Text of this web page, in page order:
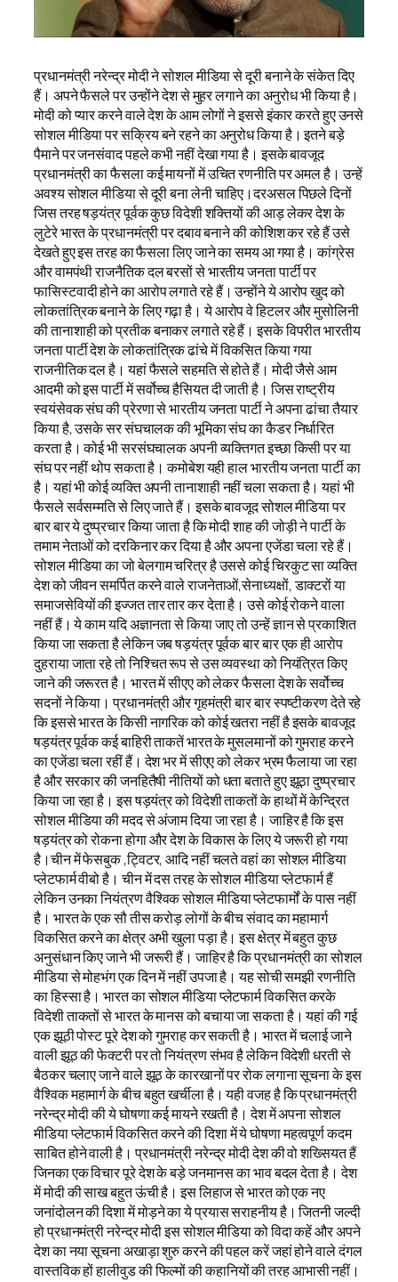
प्रधानमंत्री नरेन्द्र मोदी ने सोशल मीडिया से दूरी बनाने के संकेत दिए
हैं। अपने फैसले पर उन्होंने देश से मुहर लगाने का अनुरोध भी किया है।
मोदी को प्यार करने वाले देश के आम लोगों ने इससे इंकार करते हुए उनसे
सोशल मीडिया पर सक्रिय बने रहने का अनुरोध किया है। इतने बड़े
पैमाने पर जनसंवाद पहले कभी नहीं देखा गया है। इसके बावजूद
प्रधानमंत्री का फैसला कई मायनों में उचित रणनीति पर अमल है। उन्हें
अवश्य सोशल मीडिया से दूरी बना लेनी चाहिए।दरअसल पिछले दिनों
जिस तरह षड़यंत्र पूर्वक कुछ विदेशी शक्तियों की आड़ लेकर देश के
लुटेरे भारत के प्रधानमंत्री पर दबाव बनाने की कोशिश कर रहे हैं उसे
देखते हुए इस तरह का फैसला लिए जाने का समय आ गया है। कांग्रेस
और वामपंथी राजनैतिक दल बरसों से भारतीय जनता पार्टी पर
फासिस्टवादी होने का आरोप लगाते रहे हैं। उन्होंने ये आरोप खुद को
लोकतांत्रिक बनाने के लिए गढ़ा है। ये आरोप वे हिटलर और मुसोलिनी
की तानाशाही को प्रतीक बनाकर लगाते रहे हैं। इसके विपरीत भारतीय
जनता पार्टी देश के लोकतांत्रिक ढांचे में विकसित किया गया
राजनीतिक दल है। यहां फैसले सहमति से होते हैं। मोदी जैसे आम
आदमी को इस पार्टी में सर्वोच्च हैसियत दी जाती है। जिस राष्ट्रीय
स्वयंसेवक संघ की प्रेरणा से भारतीय जनता पार्टी ने अपना ढांचा तैयार
किया है, उसके सर संघचालक की भूमिका संघ का कैडर निर्धारित
करता है। कोई भी सरसंघचालक अपनी व्यक्तिगत इच्छा किसी पर या
संघ पर नहीं थोप सकता है। कमोबेश यही हाल भारतीय जनता पार्टी का
है। यहां भी कोई व्यक्ति अपनी तानाशाही नहीं चला सकता है। यहां भी
फैसले सर्वसम्मति से लिए जाते हैं। इसके बावजूद सोशल मीडिया पर
बार बार ये दुष्प्रचार किया जाता है कि मोदी शाह की जोड़ी ने पार्टी के
तमाम नेताओं को दरकिनार कर दिया है और अपना एजेंडा चला रहे हैं।
सोशल मीडिया का जो बेलगाम चरित्र है उससे कोई चिरकुट सा व्यक्ति
देश को जीवन समर्पित करने वाले राजनेताओं,सेनाध्यक्षों, डाक्टरों या
समाजसेवियों की इज्जत तार तार कर देता है। उसे कोई रोकने वाला
नहीं हैं। ये काम यदि अज्ञानता से किया जाए तो उन्हें ज्ञान से प्रकाशित
किया जा सकता है लेकिन जब षड़यंत्र पूर्वक बार बार एक ही आरोप
दुहराया जाता रहे तो निश्चित रूप से उस व्यवस्था को नियंत्रित किए
जाने की जरूरत है। भारत में सीएए को लेकर फैसला देश के सर्वोच्च
सदनों ने किया। प्रधानमंत्री और गृहमंत्री बार बार स्पष्टीकरण देते रहे
कि इससे भारत के किसी नागरिक को कोई खतरा नहीं है इसके बावजूद
षड़यंत्र पूर्वक कई बाहिरी ताकतें भारत के मुसलमानों को गुमराह करने
का एजेंडा चला रहीं हैं। देश भर में सीएए को लेकर भ्रम फैलाया जा रहा
है और सरकार की जनहितैषी नीतियों को धता बताते हुए झूठा दुष्प्रचार
किया जा रहा है। इस षड़यंत्र को विदेशी ताकतों के हाथों में केन्द्रित
सोशल मीडिया की मदद से अंजाम दिया जा रहा है। जाहिर है कि इस
षड़यंत्र को रोकना होगा और देश के विकास के लिए ये जरूरी हो गया
है।चीन में फेसबुक ,ट्विटर, आदि नहीं चलते वहां का सोशल मीडिया
प्लेटफार्म वीबो है। चीन में दस तरह के सोशल मीडिया प्लेटफार्म हैं
लेकिन उनका नियंत्रण वैश्विक सोशल मीडिया प्लेटफार्मों के पास नहीं
है। भारत के एक सौ तीस करोड़ लोगों के बीच संवाद का महामार्ग
विकसित करने का क्षेत्र अभी खुला पड़ा है। इस क्षेत्र में बहुत कुछ
अनुसंधान किए जाने भी जरूरी हैं। जाहिर है कि प्रधानमंत्री का सोशल
मीडिया से मोहभंग एक दिन में नहीं उपजा है। यह सोची समझी रणनीति
का हिस्सा है। भारत का सोशल मीडिया प्लेटफार्म विकसित करके
विदेशी ताकतों से भारत के मानस को बचाया जा सकता है। यहां की गई
एक झूठी पोस्ट पूरे देश को गुमराह कर सकती है। भारत में चलाई जाने
वाली झूठ की फेक्टरी पर तो नियंत्रण संभव है लेकिन विदेशी धरती से
बैठकर चलाए जाने वाले झूठ के कारखानों पर रोक लगाना सूचना के इस
वैश्विक महामार्ग के बीच बहुत खर्चीला है। यही वजह है कि प्रधानमंत्री
नरेन्द्र मोदी की ये घोषणा कई मायने रखती है। देश में अपना सोशल
मीडिया प्लेटफार्म विकसित करने की दिशा में ये घोषणा महत्वपूर्ण कदम
साबित होने वाली है। प्रधानमंत्री नरेन्द्र मोदी देश की वो शख्सियत हैं
जिनका एक विचार पूरे देश के बड़े जनमानस का भाव बदल देता है। देश
में मोदी की साख बहुत ऊंची है। इस लिहाज से भारत को एक नए
जनांदोलन की दिशा में मोड़ने का ये प्रयास सराहनीय है। जितनी जल्दी
हो प्रधानमंत्री नरेन्द्र मोदी इस सोशल मीडिया को विदा कहें और अपने
देश का नया सूचना अखाड़ा शुरु करने की पहल करें जहां होने वाले दंगल
वास्तविक हों हालीवुड की फिल्मों की कहानियों की तरह आभासी नहीं।